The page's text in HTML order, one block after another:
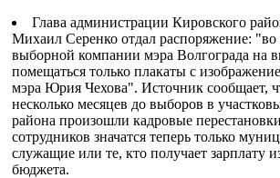
Глава администрации Кировского
Михаил Серенко отдал распоряжение: "во
выборной компании мэра Волгограда на
помещаться только плакаты с
мэра Юрия Чехова". Источник сообщает,
несколько месяцев до выборов в
района произошли кадровые
сотрудников значатся теперь только
служащие или те, кто получает зарплату
бюджета.